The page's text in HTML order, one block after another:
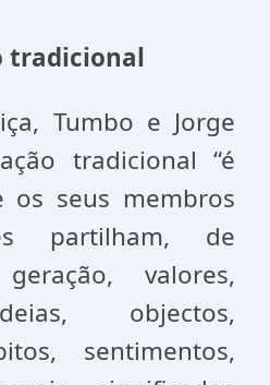
tradicional
Tumbo e Jorge
tradicional “é
os seus membros
partilham, de
valores,
objectos,
sentimentos,